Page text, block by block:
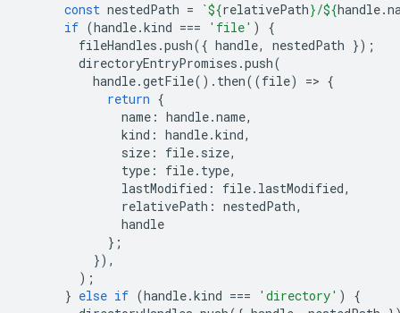
const nestedPath = `${relativePath}/${handle.
if (handle.kind === 'file' )
{
fileHandles .push({ handle, nestedPath });
directoryEntryPromises .push(
handle.getFile(). then((file) => {
return {
name : handle.name,
kind : handle.kind,
size : file. size,
type : file. type,
lastModified : file. lastModified,
relativePath : nestedPath,
handle
};
}),
);
} else if (handle.kind === 'directory' )
{